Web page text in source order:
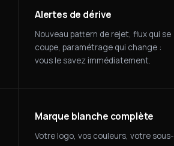
Alertes de dérive
Nouveau pattern de rejet, flux qui se
coupe, paramétrage qui change :
vous le savez immédiatement.
Marque blanche complète
Votre logo, vos couleurs, votre sous-